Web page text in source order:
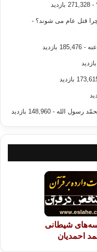
- 271,328 بازدید
قتل عام می شوند؟ -
- 185,476 بازدید
رسول الله - 148,960 بازدید
شیطانی
احمدیان